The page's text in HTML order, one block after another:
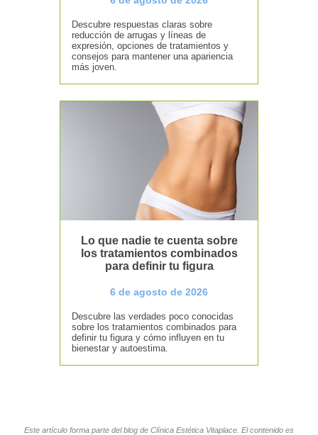
Descubre respuestas claras sobre
reducción de arrugas y líneas de
expresión, opciones de tratamientos y
consejos para mantener una apariencia
más joven.
Lo que nadie te cuenta sobre
los tratamientos combinados
para definir tu figura
6 de agosto de 2026
Descubre las verdades poco conocidas
sobre los tratamientos combinados para
definir tu figura y cómo influyen en tu
bienestar y autoestima.
Este artículo forma parte del blog de Clínica Estética Vitaplace. El contenido es